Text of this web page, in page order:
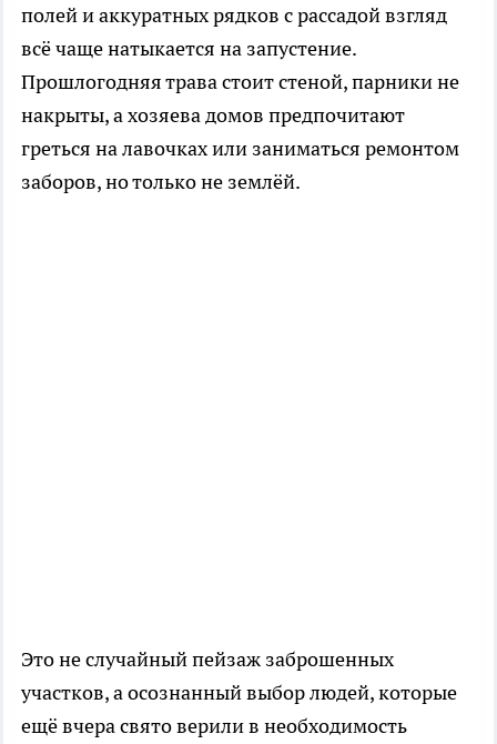
полей и аккуратных рядков с рассадой взгляд
всё чаще натыкается на запустение.
Прошлогодняя трава стоит стеной, парники не
накрыты, а хозяева домов предпочитают
греться на лавочках или заниматься ремонтом
заборов, но только не землёй.
Это не случайный пейзаж заброшенных
участков, а осознанный выбор людей, которые
ещё вчера свято верили в необходимость